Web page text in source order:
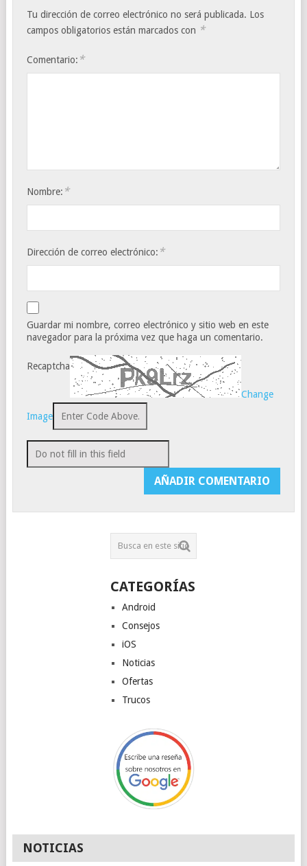
Tu dirección de correo electrónico no será publicada. Los
campos obligatorios están marcados con *
Comentario: *
Nombre: *
Dirección de correo electrónico: *
Guardar mi nombre, correo electrónico y sitio web en este
navegador para la próxima vez que haga un comentario.
Recaptcha
Change
Image
CATEGORÍAS
Android
Consejos
iOS
Noticias
Ofertas
Trucos
NOTICIAS